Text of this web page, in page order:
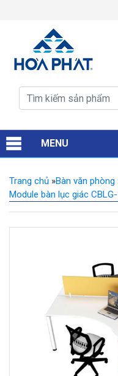
MENU
Trang chủ »Bàn văn phòng
Module bàn lục giác